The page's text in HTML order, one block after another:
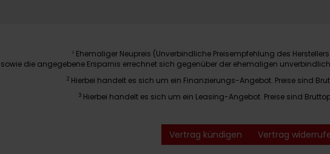
1 Ehemaliger Neupreis (Unverbindliche Preisempfehlung des
sowie die angegebene Ersparnis errechnet sich gegenüber der ehemaligen
2 Hierbei handelt es sich um ein Finanzierungs-Angebot. Preise sind
3 Hierbei handelt es sich um ein Leasing-Angebot. Preise sind
Vertrag kündigen Vertrag